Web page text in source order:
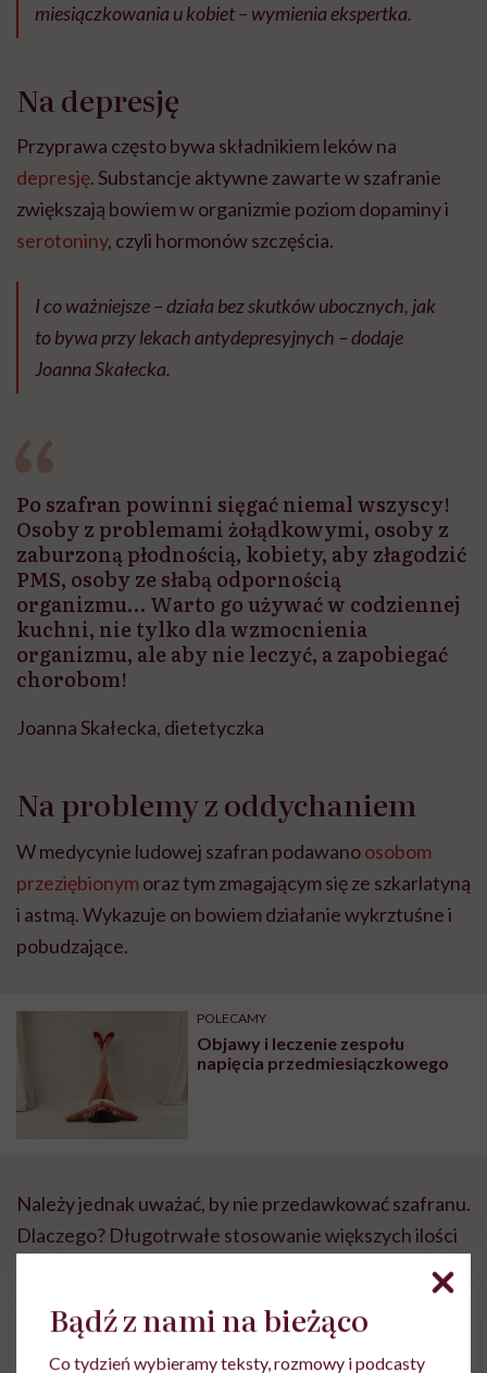
miesiączkowania u kobiet – wymienia ekspertka.
Na depresję
Przyprawa często bywa składnikiem leków na
depresję. Substancje aktywne zawarte w szafranie
zwiększają bowiem w organizmie poziom dopaminy i
serotoniny, czyli hormonów szczęścia.
I co ważniejsze – działa bez skutków ubocznych, jak
to bywa przy lekach antydepresyjnych – dodaje
Joanna Skałecka.
Po szafran powinni sięgać niemal wszyscy!
Osoby z problemami żołądkowymi, osoby z
zaburzoną płodnością, kobiety, aby złagodzić
PMS, osoby ze słabą odpornością
organizmu… Warto go używać w codziennej
kuchni, nie tylko dla wzmocnienia
organizmu, ale aby nie leczyć, a zapobiegać
chorobom!
Joanna Skałecka, dietetyczka
Na problemy z oddychaniem
W medycynie ludowej szafran podawanoosobom
przeziębionym oraz tym zmagającym się ze szkarlatyną
i astmą. Wykazuje on bowiem działanie wykrztuśne i
pobudzające.
POLECAMY
Objawy i leczenie zespołu
napięcia przedmiesiączkowego
Należy jednak uważać, by nie przedawkować szafranu.
Dlaczego? Długotrwałe stosowanie większych ilości
czy rozchwianie
Bądź z nami na bieżąco
Co tydzień wybieramy teksty, rozmowy i podcasty